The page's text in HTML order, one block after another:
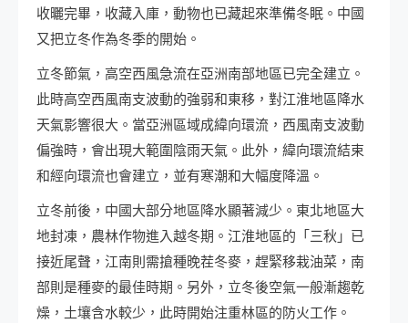
收曬完畢，收藏入庫，動物也已藏起來準備冬眠。中國
又把立冬作為冬季的開始。
立冬節氣，高空西風急流在亞洲南部地區已完全建立。
此時高空西風南支波動的強弱和東移，對江淮地區降水
天氣影響很大。當亞洲區域成緯向環流，西風南支波動
偏強時，會出現大範圍陰雨天氣。此外，緯向環流結束
和經向環流也會建立，並有寒潮和大幅度降溫。
立冬前後，中國大部分地區降水顯著減少。東北地區大
地封凍，農林作物進入越冬期。江淮地區的「三秋」已
接近尾聲，江南則需搶種晚茬冬麥，趕緊移栽油菜，南
部則是種麥的最佳時期。另外，立冬後空氣一般漸趨乾
燥，土壤含水較少，此時開始注重林區的防火工作。